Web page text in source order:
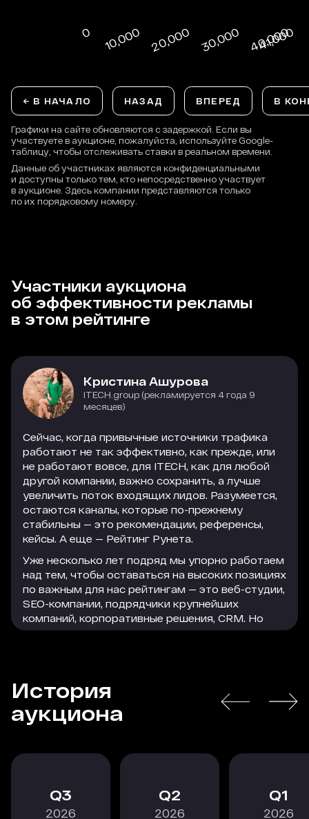
← В НАЧАЛО НАЗАД ВПЕРЕД В
Графики на сайте обновляются с задержкой. Если вы
участвуете в аукционе, пожалуйста, используйте Google-
таблицу, чтобы отслеживать ставки в реальном времени.
Данные об участниках являются конфиденциальными
и доступны только тем, кто непосредственно участвует
в аукционе. Здесь компании представляются только
по их порядковому номеру.
Участники аукциона
об эффективности рекламы
в этом рейтинге
Кристина Ашурова
ITECH.group (рекламируется 4 года 9
месяцев)
Сейчас, когда привычные источники трафика
работают не так эффективно, как прежде, или
не работают вовсе, для ITECH, как для любой
другой компании, важно сохранить, а лучше
увеличить поток входящих лидов. Разумеется,
остаются каналы, которые по-прежнему
стабильны — это рекомендации, референсы,
кейсы. А еще — Рейтинг Рунета.
Уже несколько лет подряд мы упорно работаем
над тем, чтобы оставаться на высоких позициях
по важным для нас рейтингам — это веб-студии,
SEO-компании, подрядчики крупнейших
компаний, корпоративные решения, CRM. Но
параллельно с этим мы активно используем
трафика на сайт. Этот трафик легко
конвертируется в заявки, а заявки — в
благодарных клиентов, которые остаются с
В текущей экономической ситуации особенно
том числе по рекламному размещению. Радует,
что коллеги из Рейтинга Рунета не стоят на
РАСКРЫТЬ
История
аукциона
3
2026
2
2026
1
2026